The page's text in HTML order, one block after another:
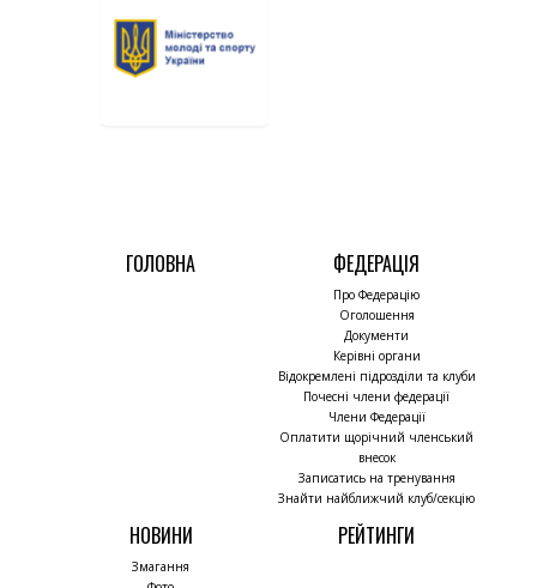
ГОЛОВНА ФЕДЕРАЦІЯ
Про Федерацію
Оголошення
Документи
Керівні органи
Відокремлені підрозділи та клуби
Почесні члени федерації
Члени Федерації
Оплатити щорічний членський
внесок
Записатись на тренування
Знайти найближчий клуб/секцію
НОВИНИ
Змагання
РЕЙТИНГИ